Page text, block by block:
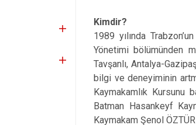
Kimdir?
1989 yılında
Yönetimi bölümünden
Tavşanlı, Antalya-
bilgi ve deneyiminin
Kaymakamlık Kursunu
Batman Hasankeyf
Kaymakam Şenol